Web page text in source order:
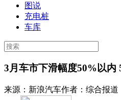
图说
充电桩
车库
3月车市下滑幅度50%以内
来源： 新浪汽车作者： 综合报道